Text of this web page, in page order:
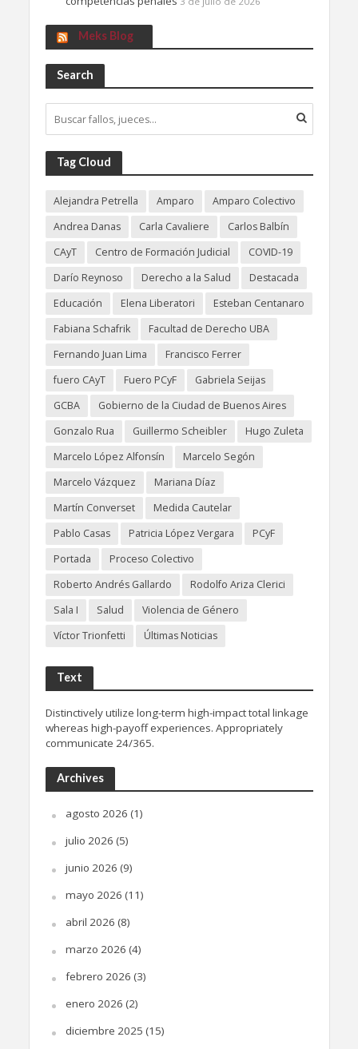
Meks Blog
Search
Tag Cloud
Alejandra Petrella Amparo
Amparo Colectivo
Andrea Danas
Carla Cavaliere
Carlos Balbín
CAyT
Centro de Formación Judicial
COVID-19
Darío Reynoso
Derecho a la Salud
Destacada
Educación
Elena Liberatori
Esteban Centanaro
Fabiana Schafrik
Facultad de Derecho UBA
Fernando Juan Lima
Francisco Ferrer
fuero CAyT
Fuero PCyF
Gabriela Seijas
GCBA
Gobierno de la Ciudad de Buenos Aires
Gonzalo Rua
Guillermo Scheibler
Hugo Zuleta
Marcelo López Alfonsín
Marcelo Segón
Marcelo Vázquez
Mariana Díaz
Martín Converset
Medida Cautelar
Pablo Casas
Patricia López Vergara
PCyF
Portada
Proceso Colectivo
Roberto Andrés Gallardo
Rodolfo Ariza Clerici
Sala I
Salud
Violencia de Género
Víctor Trionfetti
Últimas Noticias
Text
Distinctively utilize long-term high-impact total linkage
whereas high-payoff experiences. Appropriately
communicate 24/365.
Archives
agosto 2026 (1)
julio 2026 (5)
junio 2026 (9)
mayo 2026 (11)
abril 2026 (8)
marzo 2026 (4)
febrero 2026 (3)
enero 2026 (2)
diciembre 2025 (15)